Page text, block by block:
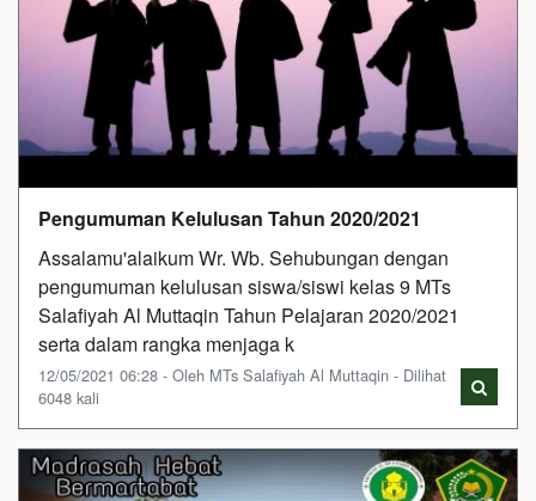
Pengumuman Kelulusan Tahun 2020/2021
Assalamu'alaikum Wr. Wb. Sehubungan dengan
pengumuman kelulusan siswa/siswi kelas 9 MTs
Salafiyah Al Muttaqin Tahun Pelajaran 2020/2021
serta dalam rangka menjaga k
12/05/2021 06:28 - Oleh MTs Salafiyah Al Muttaqin - Dilihat
6048 kali